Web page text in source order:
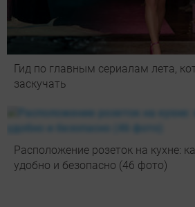
Гид по главным сериалам лета,
заскучать
Расположение розеток на кухне:
удобно и безопасно (46 фото)